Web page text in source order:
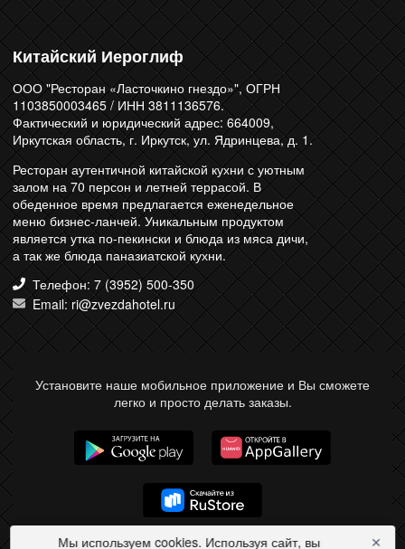
Китайский Иероглиф
ООО "Ресторан «Ласточкино гнездо»", ОГРН
1103850003465 / ИНН 3811136576.
Фактический и юридический адрес: 664009,
Иркутская область, г. Иркутск, ул. Ядринцева, д. 1.
Ресторан аутентичной китайской кухни с уютным
залом на 70 персон и летней террасой. В
обеденное время предлагается еженедельное
меню бизнес-ланчей. Уникальным продуктом
является утка по-пекински и блюда из мяса дичи,
а так же блюда паназиатской кухни.
Телефон: 7 (3952) 500-350
Email: ri@zvezdahotel.ru
Установите наше мобильное приложение и Вы сможете
легко и просто делать заказы.
Мы используем cookies. Используя сайт, вы ✕